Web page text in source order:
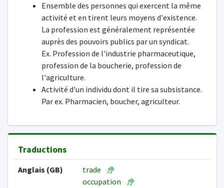
Ensemble des personnes qui exercent la même
activité et en tirent leurs moyens d'existence.
La profession est généralement représentée
auprès des pouvoirs publics par un syndicat.
Ex. Profession de l'industrie pharmaceutique,
profession de la boucherie, profession de
l'agriculture.
Activité d'un individu dont il tire sa subsistance.
Par ex. Pharmacien, boucher, agriculteur.
Traductions
Anglais (GB)
trade
occupation